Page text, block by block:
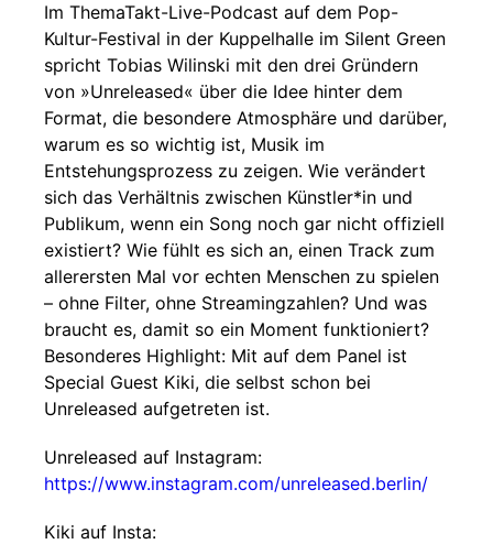
Im ThemaTakt-Live-Podcast auf dem Pop-
Kultur-Festival in der Kuppelhalle im Silent Green
spricht Tobias Wilinski mit den drei Gründern
von »Unreleased« über die Idee hinter dem
Format, die besondere Atmosphäre und darüber,
warum es so wichtig ist, Musik im
Entstehungsprozess zu zeigen. Wie verändert
sich das Verhältnis zwischen Künstler*in und
Publikum, wenn ein Song noch gar nicht offiziell
existiert? Wie fühlt es sich an, einen Track zum
allerersten Mal vor echten Menschen zu spielen
– ohne Filter, ohne Streamingzahlen? Und was
braucht es, damit so ein Moment funktioniert?
Besonderes Highlight: Mit auf dem Panel ist
Special Guest Kiki, die selbst schon bei
Unreleased aufgetreten ist.
Unreleased auf Instagram:
https://www.instagram.com/unreleased.berlin/
Kiki auf Insta: